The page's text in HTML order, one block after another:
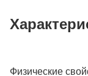
Физические